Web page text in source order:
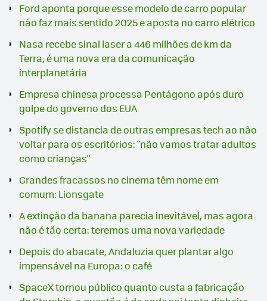
Ford aponta porque esse modelo de carro popular
não faz mais sentido 2025 e aposta no carro elétrico
Nasa recebe sinal laser a 446 milhões de km da
Terra; é uma nova era da comunicação
interplanetária
Empresa chinesa processa Pentágono após duro
golpe do governo dos EUA
Spotify se distancia de outras empresas tech ao não
voltar para os escritórios: "não vamos tratar adultos
como crianças"
Grandes fracassos no cinema têm nome em
comum: Lionsgate
A extinção da banana parecia inevitável, mas agora
não é tão certa: teremos uma nova variedade
Depois do abacate, Andaluzia quer plantar algo
impensável na Europa: o café
SpaceX tornou público quanto custa a fabricação